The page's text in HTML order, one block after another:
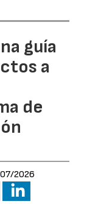
guía
a
de
2026